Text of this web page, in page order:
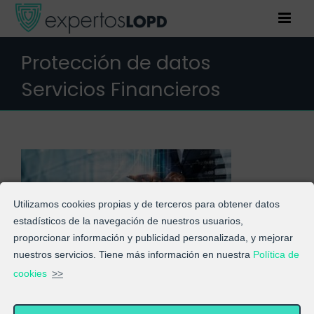
Utilizamos cookies propias y de terceros para obtener datos
estadísticos de la navegación de nuestros usuarios,
proporcionar información y publicidad personalizada, y mejorar
nuestros servicios. Tiene más información en nuestra Política de
cookies >>
Saltar
Protección de datos
Servicios Financieros
Protección de datos Servicios Financieros